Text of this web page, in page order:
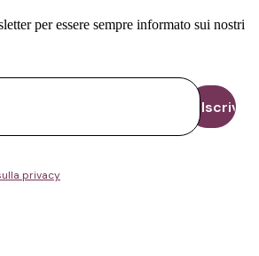
per essere sempre informato sui nostri
privacy